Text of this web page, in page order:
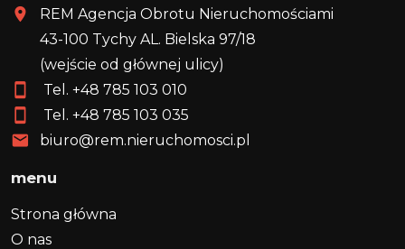
REM Agencja Obrotu Nieruchomościami
43-100 Tychy AL. Bielska 97/18
(wejście od głównej ulicy)
Tel. +48 785 103 010
Tel. +48 785 103 035
biuro@rem.nieruchomosci.pl
menu
Strona główna
O nas